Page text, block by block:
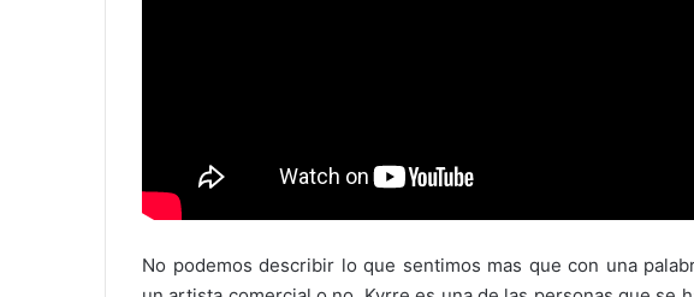
No podemos describir lo que sentimos mas que con una